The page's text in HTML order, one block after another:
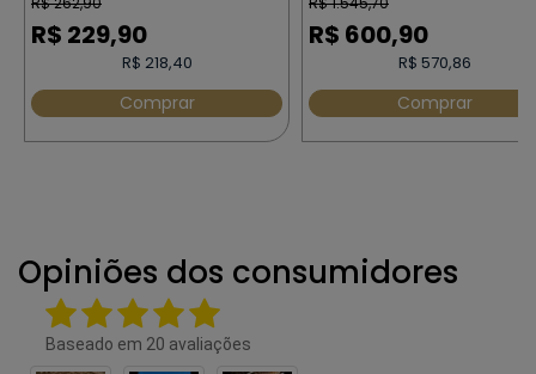
R$ 229,90
R$ 218,40
Comprar
R$ 600,90
R$ 570,86
Comprar
Opiniões dos consumidores
Baseado em 20 avaliações